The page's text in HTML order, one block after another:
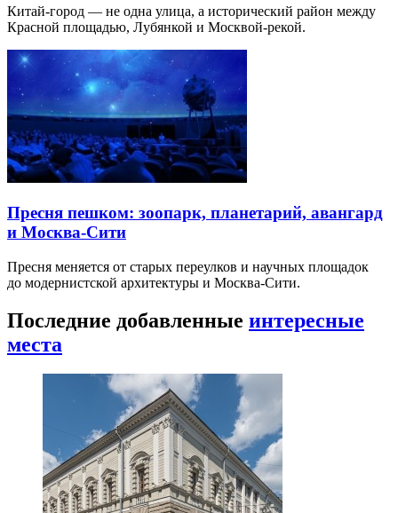
Китай-город — не одна улица, а исторический район между
Красной площадью, Лубянкой и Москвой-рекой.
Пресня пешком: зоопарк, планетарий, авангард
и Москва-Сити
Пресня меняется от старых переулков и научных площадок
до модернистской архитектуры и Москва-Сити.
Последние добавленные интересные
места